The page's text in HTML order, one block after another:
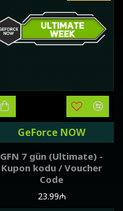
GeForce NOW
GFN 7 gün (Ultimate) -
Kupon kodu / Voucher
Code
23.99₼